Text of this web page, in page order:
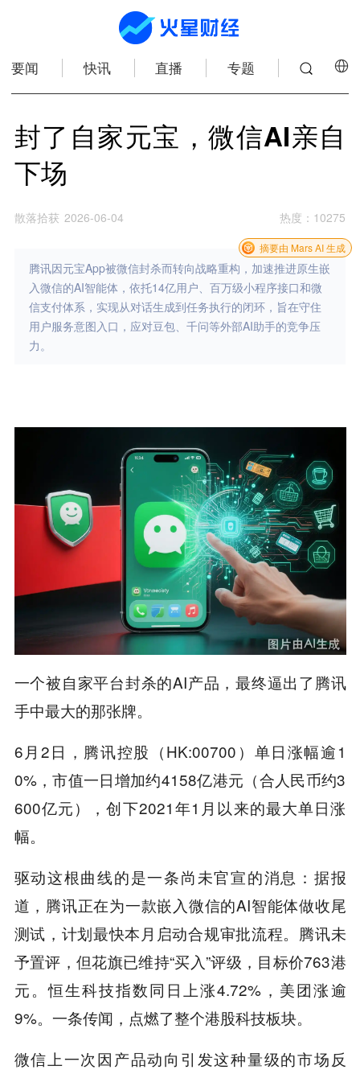
要闻 快讯 直播 专题
封了自家元宝，微信AI亲自
下场
散落拾获 2026-06-04 热度 ： 10275
腾讯因元宝App被微信封杀而转向战略重构，加速推进原生嵌
入微信的AI智能体，依托14亿用户、百万级小程序接口和微
信支付体系，实现从对话生成到任务执行的闭环，旨在守住
用户服务意图入口，应对豆包、千问等外部AI助手的竞争压
力。
摘要由 Mars AI 生成
一个被自家平台封杀的AI产品，最终逼出了腾讯
手中最大的那张牌。
6月2日，腾讯控股（HK:00700）单日涨幅逾1
0%，市值一日增加约4158亿港元（合人民币约3
600亿元），创下2021年1月以来的最大单日涨
幅。
驱动这根曲线的是一条尚未官宣的消息：据报
道，腾讯正在为一款嵌入微信的AI智能体做收尾
测试，计划最快本月启动合规审批流程。腾讯未
予置评，但花旗已维持“买入”评级，目标价763港
元。恒生科技指数同日上涨4.72%，美团涨逾
9%。一条传闻，点燃了整个港股科技板块。
微信上一次因产品动向引发这种量级的市场反